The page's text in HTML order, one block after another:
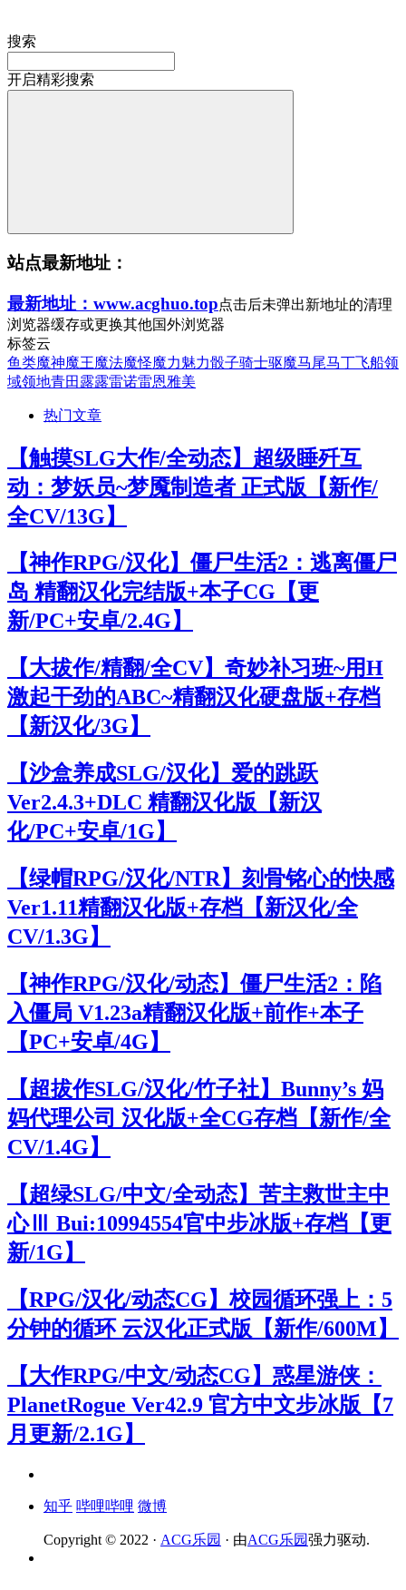
搜索
开启精彩搜索
站点最新地址：
最新地址：www.acghuo.top点击后未弹出新地址的清理
浏览器缓存或更换其他国外浏览器
标签云
鱼类魔神魔王魔法魔怪魔力魅力骰子骑士驱魔马尾马丁飞船领
域领地青田 露露雷诺雷恩雅美
热门文章
【触摸SLG大作/全动态】超级睡歼互
动：梦妖员~梦魇制造者 正式版【新作/
全CV/13G】
【神作RPG/汉化】僵尸生活2：逃离僵尸
岛 精翻汉化完结版+本子CG【更
新/PC+安卓/2.4G】
【大拔作/精翻/全CV】奇妙补习班~用H
激起干劲的ABC~精翻汉化硬盘版+存档
【新汉化/3G】
【沙盒养成SLG/汉化】爱的跳跃
Ver2.4.3+DLC 精翻汉化版【新汉
化/PC+安卓/1G】
【绿帽RPG/汉化/NTR】刻骨铭心的快感
Ver1.11精翻汉化版+存档【新汉化/全
CV/1.3G】
【神作RPG/汉化/动态】僵尸生活2：陷
入僵局 V1.23a精翻汉化版+前作+本子
【PC+安卓/4G】
【超拔作SLG/汉化/竹子社】Bunny’s 妈
妈代理公司 汉化版+全CG存档【新作/全
CV/1.4G】
【超绿SLG/中文/全动态】苦主救世主中
心Ⅲ Bui:10994554官中步冰版+存档【更
新/1G】
【RPG/汉化/动态CG】校园循环强上：5
分钟的循环 云汉化正式版【新作/600M】
【大作RPG/中文/动态CG】惑星游侠：
PlanetRogue Ver42.9 官方中文步冰版【7
月更新/2.1G】
知乎 哔哩哔哩 微博
Copyright © 2022 · ACG乐园 · 由ACG乐园强力驱动.